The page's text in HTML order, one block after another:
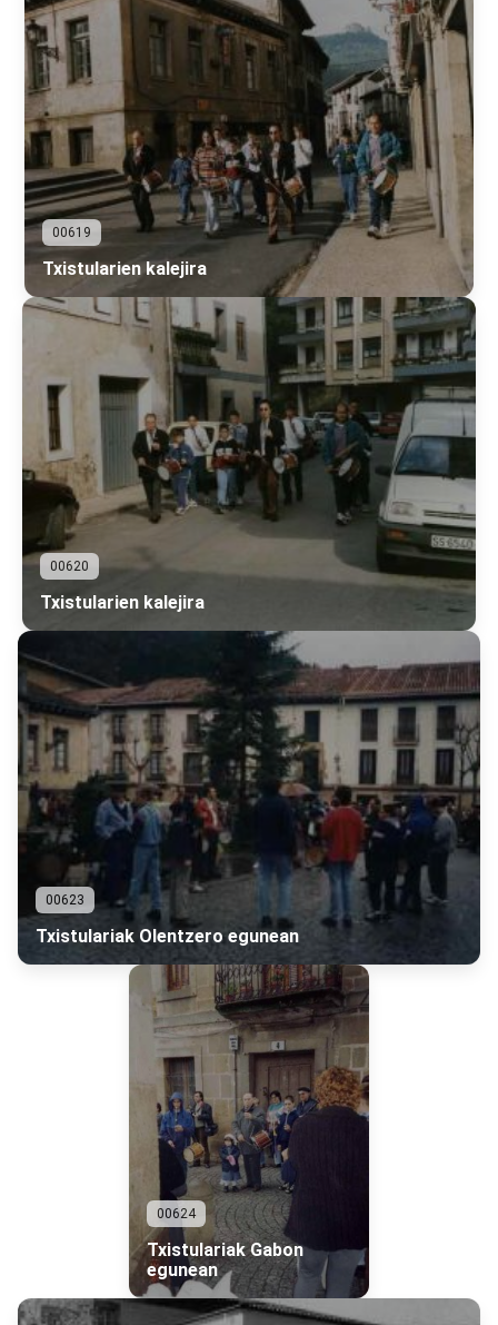
00619
Txistularien kalejira
00620
Txistularien kalejira
00623
Txistulariak Olentzero egunean
00624
Txistulariak Gabon
egunean